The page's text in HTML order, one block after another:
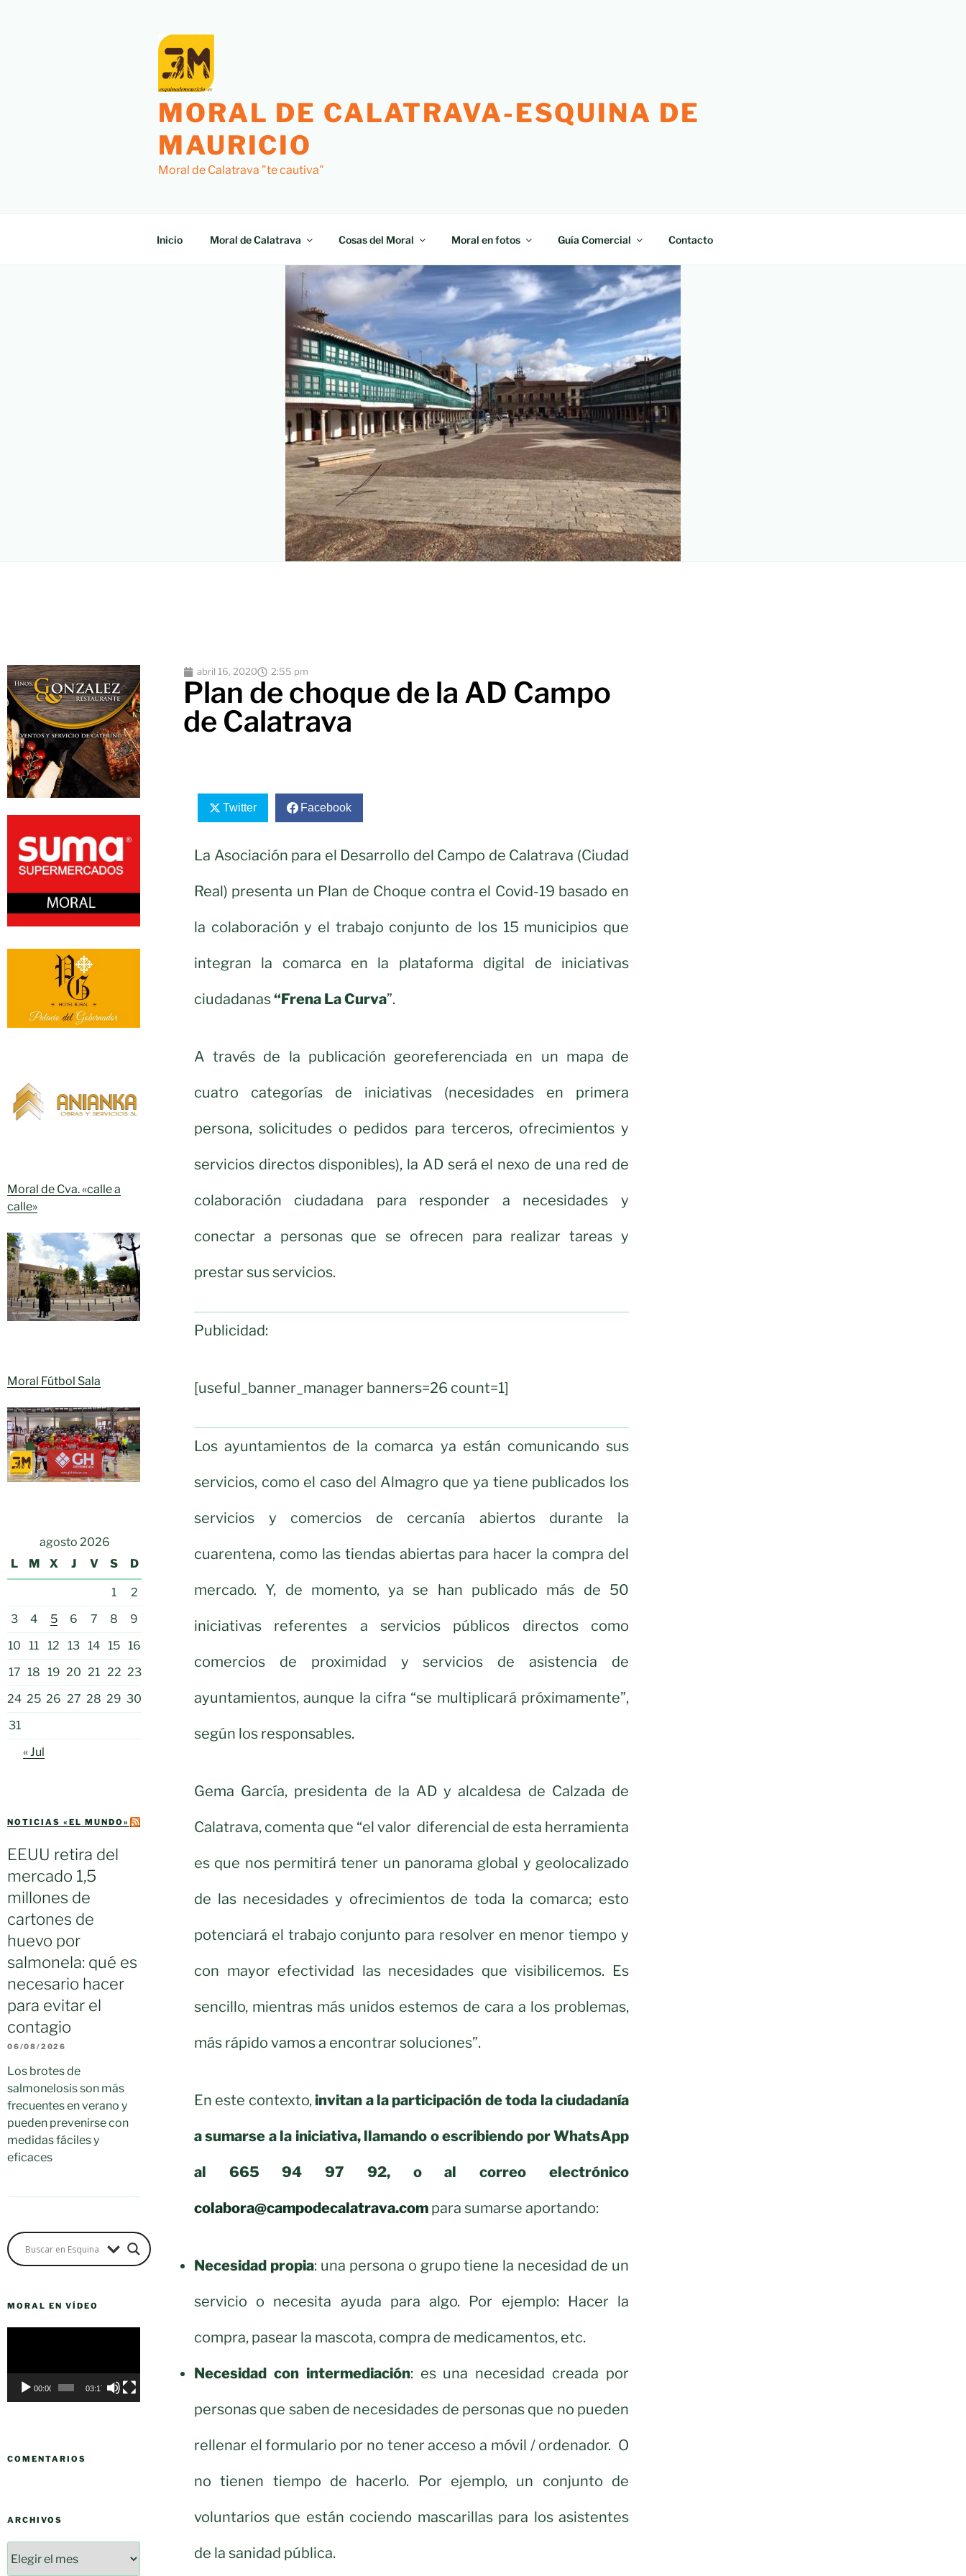
MORAL DE CALATRAVA-ESQUINA DE
MAURICIO
Moral de Calatrava "te cautiva"
Inicio Moral de Calatrava Cosas del Moral Moral en fotos Guía Comercial Contacto
Moral de Cva. «calle a
calle»
Moral Fútbol Sala
agosto 2026
L
M X J V S D
1
2
3
4 5 6 7 8
9
10
11 12 13 14 15 16
17 18 19 20 21 22 23
24 25 26 27 28 29 30
31
« Jul
NOTICIAS «EL MUNDO»
EEUU retira del
mercado 1,5
millones de
cartones de
huevo por
salmonela: qué es
necesario hacer
para evitar el
contagio
06/08/2026
Los brotes de
salmonelosis son más
frecuentes en verano y
pueden prevenirse con
medidas fáciles y
eficaces
MORAL EN VÍDEO
00:00 03:17
COMENTARIOS
ARCHIVOS
abril 16, 2020 2:55 pm
Plan de choque de la AD Campo
de Calatrava
Twitter Facebook
La Asociación para el Desarrollo del Campo de Calatrava (Ciudad
Real) presenta un Plan de Choque contra el Covid-19 basado en
la colaboración y el trabajo conjunto de los 15 municipios que
integran la comarca en la plataforma digital de iniciativas
ciudadanas“Frena La Curva”.
A través de la publicación georeferenciada en un mapa de
cuatro categorías de iniciativas (necesidades en primera
persona, solicitudes o pedidos para terceros, ofrecimientos y
servicios directos disponibles), la AD será el nexo de una red de
colaboración ciudadana para responder a necesidades y
conectar a personas que se ofrecen para realizar tareas y
prestar sus servicios.
Publicidad:
[useful_banner_manager banners=26 count=1]
Los ayuntamientos de la comarca ya están comunicando sus
servicios, como el caso del Almagro que ya tiene publicados los
servicios y comercios de cercanía abiertos durante la
cuarentena, como las tiendas abiertas para hacer la compra del
mercado. Y, de momento, ya se han publicado más de 50
iniciativas referentes a servicios públicos directos como
comercios de proximidad y servicios de asistencia de
ayuntamientos, aunque la cifra “se multiplicará próximamente”,
según los responsables.
Gema García, presidenta de la AD y alcaldesa de Calzada de
Calatrava, comenta que “el valor diferencial de esta herramienta
es que nos permitirá tener un panorama global y geolocalizado
de las necesidades y ofrecimientos de toda la comarca; esto
potenciará el trabajo conjunto para resolver en menor tiempo y
con mayor efectividad las necesidades que visibilicemos. Es
sencillo, mientras más unidos estemos de cara a los problemas,
más rápido vamos a encontrar soluciones”.
En este contexto, invitan a la participación de toda la ciudadanía
a sumarse a la iniciativa, llamando o escribiendo por WhatsApp
al 665 94 97 92, o al correo electrónico
colabora@campodecalatrava.com para sumarse aportando:
Necesidad propia: una persona o grupo tiene la necesidad de un
servicio o necesita ayuda para algo. Por ejemplo: Hacer la
compra, pasear la mascota, compra de medicamentos, etc.
Necesidad con intermediación: es una necesidad creada por
personas que saben de necesidades de personas que no pueden
rellenar el formulario por no tener acceso a móvil / ordenador. O
no tienen tiempo de hacerlo. Por ejemplo, un conjunto de
voluntarios que están cociendo mascarillas para los asistentes
de la sanidad pública.